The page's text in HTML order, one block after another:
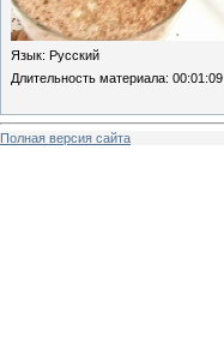
Язык: Русский
Длительность материала: 00:01:09
Полная версия сайта